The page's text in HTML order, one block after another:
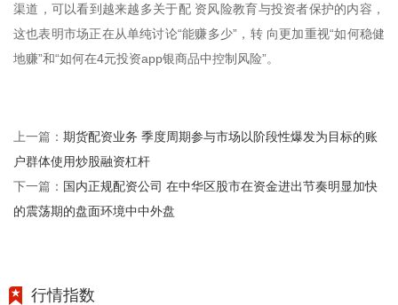
渠道，可以看到越来越多关于配 资风险教育与投资者保护的内容，
这也表明市场正在从单纯讨论“能赚多少”，转 向更加重视“如何稳健
地赚”和“如何在4元投资app银商品中控制风险”。
上一篇： 期货配资业务 季度周期参与市场以阶段性爆发为目标的账
户群体使用炒股融资杠杆
下一篇： 国内正规配资公司 在中华区股市在资金进出节奏明显加快
的震荡期的盘面环境中中外盘
行情指数